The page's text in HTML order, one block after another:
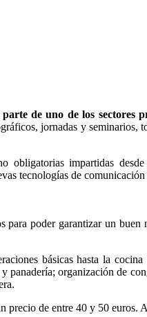
de uno de los
jornadas y seminarios,
impartidas
tecnologías de
poder garantizar un
básicas hasta la
organización de
de entre 40 y 50 euros.